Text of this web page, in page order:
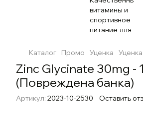
Каталог Промо Уценка
Zinc Glycinate 30mg -
(Повреждена банка)
Артикул: 2023-10-2530 Оставить